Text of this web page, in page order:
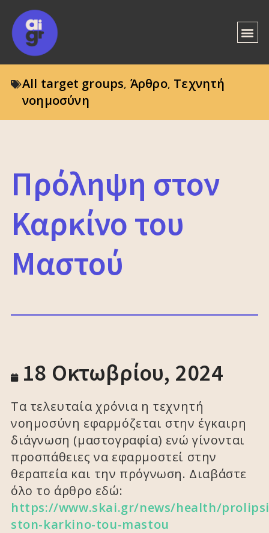
All target groups, Άρθρο, Τεχνητή
νοημοσύνη
Πρόληψη στον
Καρκίνο του
Μαστού
18 Οκτωβρίου, 2024
Τα τελευταία χρόνια η τεχνητή
νοημοσύνη εφαρμόζεται στην έγκαιρη
διάγνωση (μαστογραφία) ενώ γίνονται
προσπάθειες να εφαρμοστεί στην
θεραπεία και την πρόγνωση. Διαβάστε
όλο το άρθρο εδώ:
https://www.skai.gr/news/health/
ston-karkino-tou-mastou